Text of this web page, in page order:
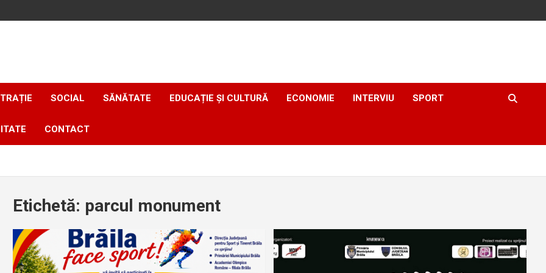
SOCIAL SĂNĂTATE EDUCAȚIE ȘI CULTURĂ ECONOMIE INTERVIU SPORT
CONTACT
Etichetă: parcul monument